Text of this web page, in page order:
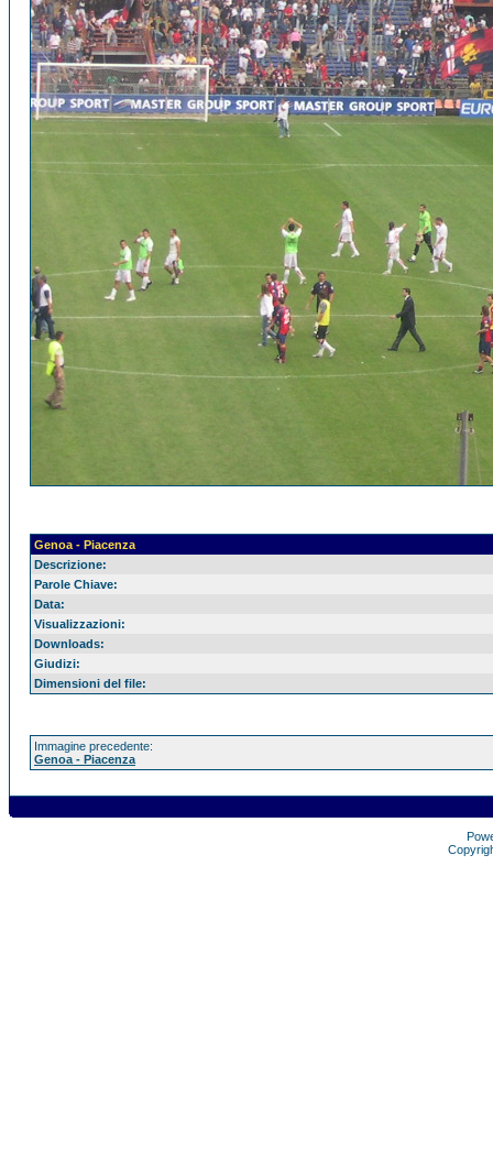
Genoa - Piacenza
Descrizione:
Parole Chiave:
Data:
Visualizzazioni:
Downloads:
Giudizi:
Dimensioni del file:
Immagine precedente:
Genoa - Piacenza